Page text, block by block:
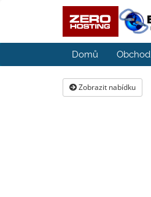
Domů Obchod
Zobrazit nabídku